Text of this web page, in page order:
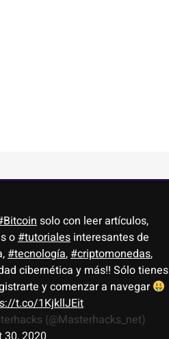
solo con leer artículos,
o#tutoriales interesantes de
#tecnología,#criptomonedas,
cibernética y más!! Sólo tienes
y comenzar a navegar
t.co/1KjkllJEit
(@Masterhacks_net)